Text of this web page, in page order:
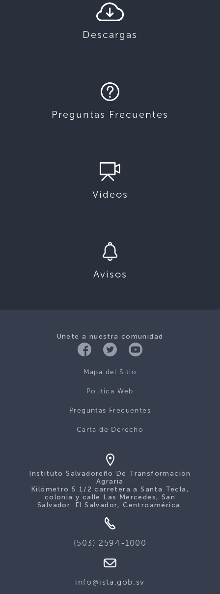
Descargas
Preguntas Frecuentes
Videos
Avisos
Únete a nuestra comunidad
Mapa del Sitio
Politica Web
Preguntas Frecuentes
Carta de Derecho
Instituto Salvadoreño De Transformación
Agraria
Kilómetro 5 1/2 carretera a Santa Tecla,
colonia y calle Las Mercedes, San
Salvador. El Salvador, Centroamérica.
(503) 2594-1000
info@ista.gob.sv